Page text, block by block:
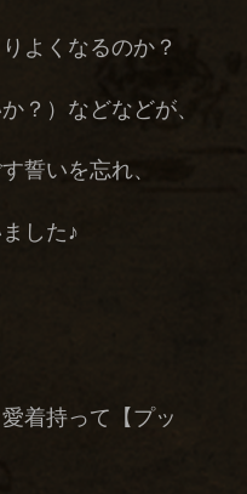
よくなるのか？
？）などなどが、
誓いを忘れ、
した♪
着持って【プッ